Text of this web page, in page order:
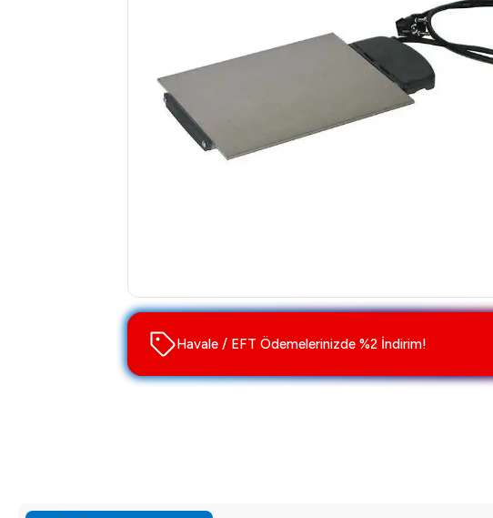
Havale / EFT Ödemelerinizde %2 İndirim!